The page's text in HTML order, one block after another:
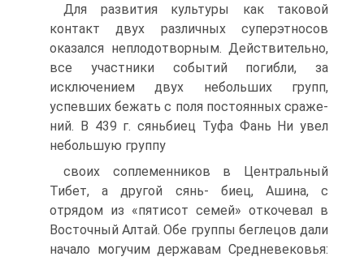
Для развития культуры как таковой
контакт двух различ­ных суперэтносов
оказался неплодотворным. Действительно,
все участники событий погибли, за
исключением двух не­больших групп,
успевших бежать с поля постоянных сраже­
ний. В 439 г. сяньбиец Туфа Фань Ни увел
небольшую группу
своих соплеменников в Центральный
Тибет, а другой сянь- биец, Ашина, с
отрядом из «пятисот семей» откочевал в
Восточный Алтай. Обе группы беглецов дали
начало могу­чим державам Средневековья: